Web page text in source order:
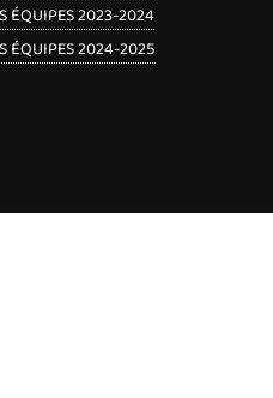
ÉQUIPES 2023-2024
ÉQUIPES 2024-2025